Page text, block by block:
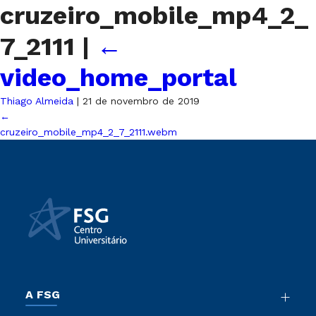
cruzeiro_mobile_mp4_2_
7_2111 | ←
video_home_portal
Thiago Almeida | 21 de novembro de 2019
←
cruzeiro_mobile_mp4_2_7_2111.webm
A FSG